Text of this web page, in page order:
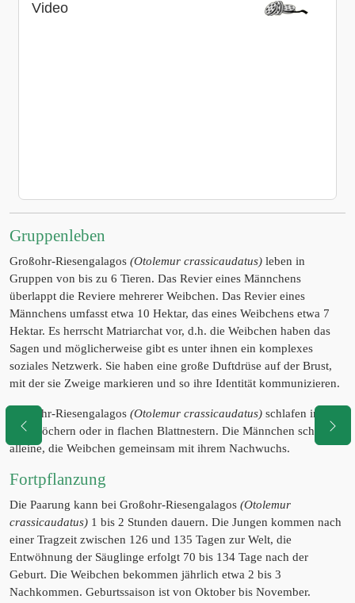
Video
Gruppenleben
Großohr-Riesengalagos (Otolemur crassicaudatus) leben in
Gruppen von bis zu 6 Tieren. Das Revier eines Männchens
überlappt die Reviere mehrerer Weibchen. Das Revier eines
Männchens umfasst etwa 10 Hektar, das eines Weibchens etwa 7
Hektar. Es herrscht Matriarchat vor, d.h. die Weibchen haben das
Sagen und möglicherweise gibt es unter ihnen ein komplexes
soziales Netzwerk. Sie haben eine große Duftdrüse auf der Brust,
mit der sie Zweige markieren und so ihre Identität kommunizieren.
Großohr-Riesengalagos (Otolemur crassicaudatus) schlafen in
Baumlöchern oder in flachen Blattnestern. Die Männchen schlafen
alleine, die Weibchen gemeinsam mit ihrem Nachwuchs.
Fortpflanzung
Die Paarung kann bei Großohr-Riesengalagos (Otolemur
crassicaudatus) 1 bis 2 Stunden dauern. Die Jungen kommen nach
einer Tragzeit zwischen 126 und 135 Tagen zur Welt, die
Entwöhnung der Säuglinge erfolgt 70 bis 134 Tage nach der
Geburt. Die Weibchen bekommen jährlich etwa 2 bis 3
Nachkommen. Geburtssaison ist von Oktober bis November.